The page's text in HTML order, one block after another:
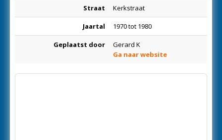
Straat Kerkstraat
Jaartal 1970 tot 1980
Geplaatst door
Gerard K
Ga naar website